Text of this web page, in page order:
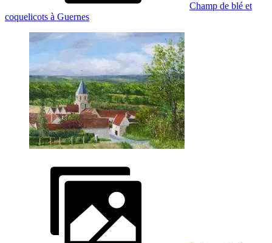
Champ de blé et
coquelicots à Guernes